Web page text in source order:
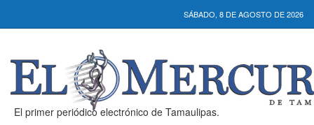
SÁBADO, 8 DE AGOSTO DE 2026
El primer periódico electrónico de Tamaulipas.